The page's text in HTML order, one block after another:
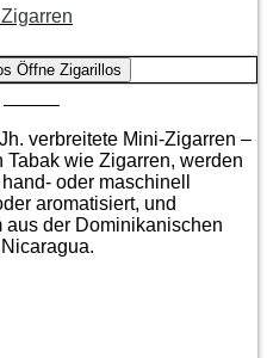
Öffne Zigarillos
verbreitete Mini-Zigarren –
Tabak wie Zigarren, werden
oder maschinell
aromatisiert, und
aus der Dominikanischen